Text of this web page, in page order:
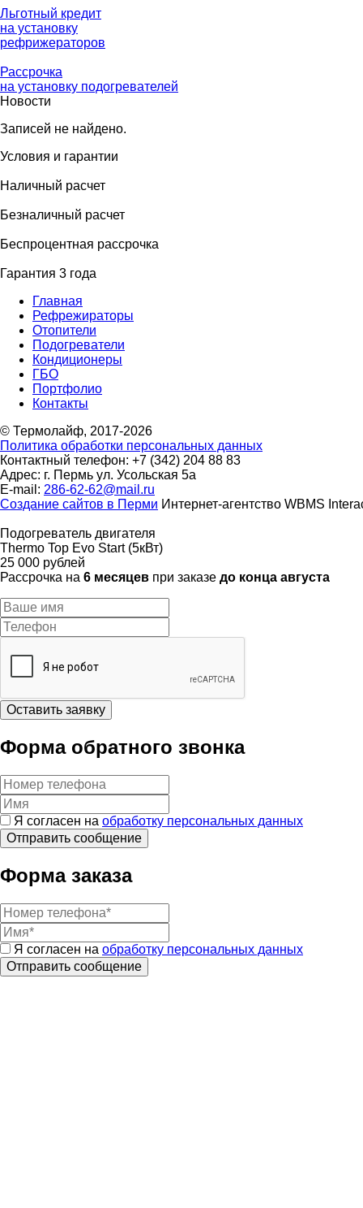
Льготный кредит
на установку
рефрижераторов
Рассрочка
на установку подогревателей
Новости
Записей не найдено.
Условия и гарантии
Наличный расчет
Безналичный расчет
Беcпроцентная рассрочка
Гарантия 3 года
Главная
Рефрежираторы
Отопители
Подогреватели
Кондиционеры
ГБО
Портфолио
Контакты
© Термолайф, 2017-2026
Политика обработки персональных данных
Контактный телефон: +7 (342) 204 88 83
Адрес: г. Пермь ул. Усольская 5а
E-mail: 286-62-62@mail.ru
Cоздание сайтов в Перми Интернет-агентство WBMS
Подогреватель двигателя
Thermo Top Evo Start (5кВт)
25 000 рублей
Рассрочка на 6 месяцев при заказе до конца августа
Оставить заявку
Форма обратного звонка
Я согласен на обработку персональных данных
Форма заказа
Я согласен на обработку персональных данных